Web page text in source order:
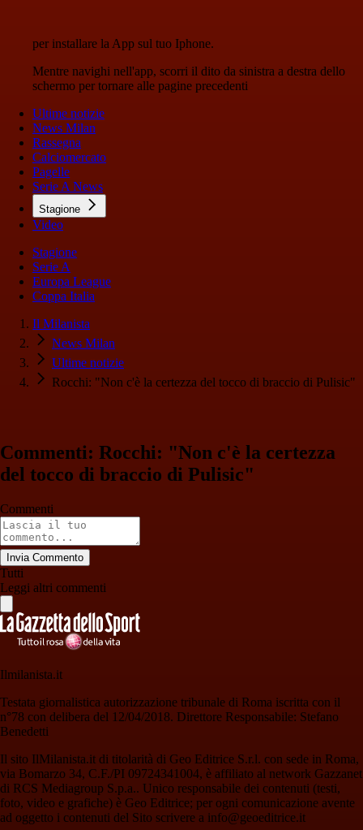
per installare la App sul tuo Iphone.
Mentre navighi nell'app, scorri il dito da sinistra a destra dello
schermo per tornare alle pagine precedenti
Ultime notizie
News Milan
Rassegna
Calciomercato
Pagelle
Serie A News
Stagione
Video
Stagione
Serie A
Europa League
Coppa Italia
Il Milanista
News Milan
Ultime notizie
Rocchi: "Non c'è la certezza del tocco di braccio di Pulisic"
Commenti: Rocchi: "Non c'è la certezza
del tocco di braccio di Pulisic"
Commenti
Invia Commento
Tutti
Leggi altri commenti
Ilmilanista.it
Testata giornalistica autorizzazione tribunale di Roma iscritta con il
n°78 con delibera del 12/04/2018. Direttore Responsabile: Stefano
Benedetti
Il sito IlMilanista.it di titolarità di Geo Editrice S.r.l. con sede in Roma,
via Bomarzo 34, C.F./PI 09724341004, è affiliato al network Gazzanet
di RCS Mediagroup S.p.a.. Unico responsabile dei contenuti (testi,
foto, video e grafiche) è Geo Editrice; per ogni comunicazione avente
ad oggetto i contenuti del Sito scrivere a info@geoeditrice.it